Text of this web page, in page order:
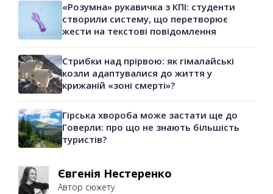
«Розумна» рукавичка з КПІ: студенти
створили систему, що перетворює
жести на текстові повідомлення
Стрибки над прірвою: як гімалайські
козли адаптувалися до життя у
крижаній «зоні смерті»?
Гірська хвороба може застати ще до
Говерли: про що не знають більшість
туристів?
Євгенія Нестеренко
Автор сюжету